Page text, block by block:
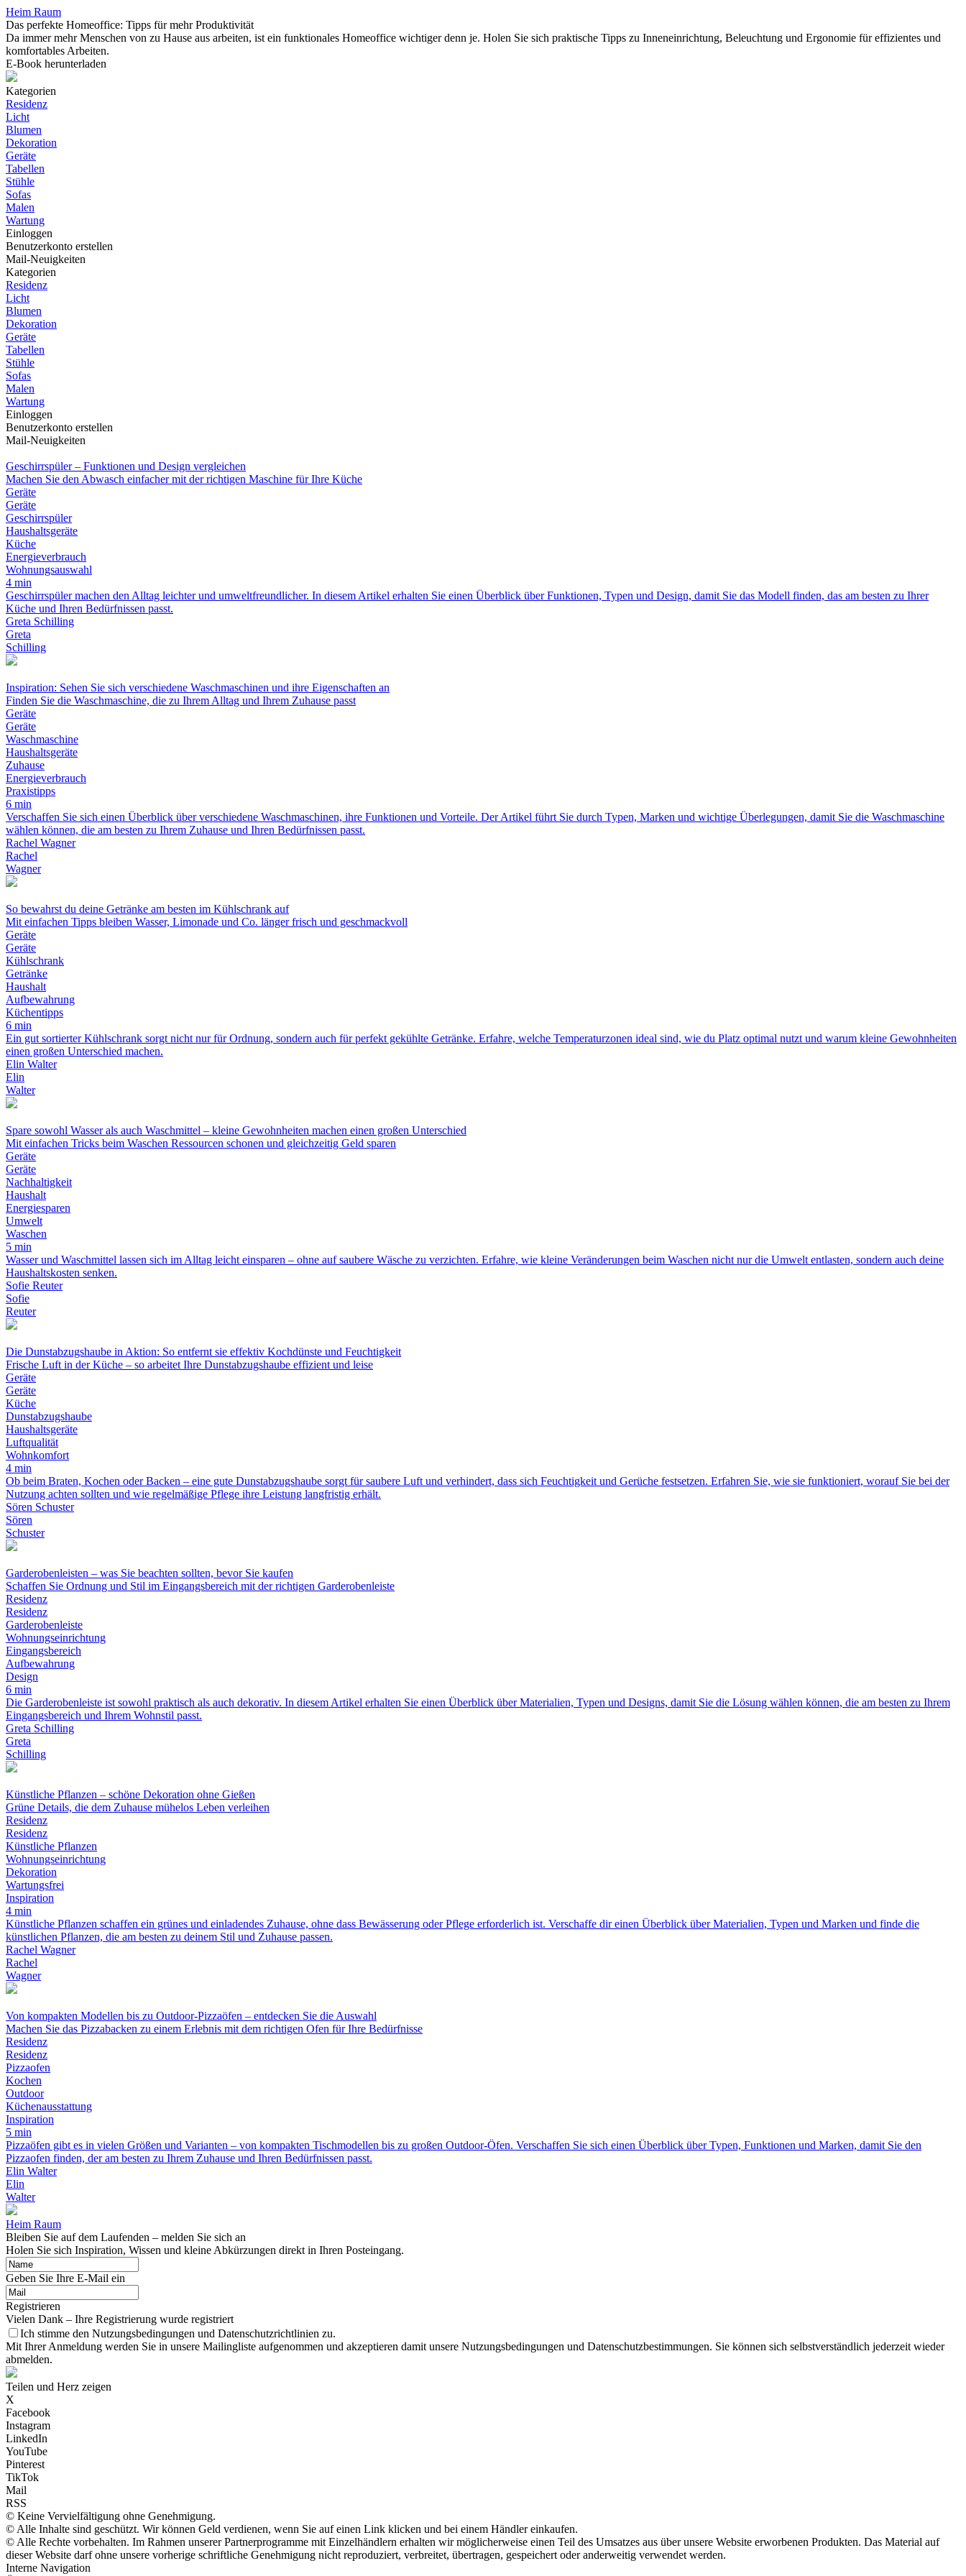
Heim Raum
Das perfekte Homeoffice: Tipps für mehr Produktivität
Da immer mehr Menschen von zu Hause aus arbeiten, ist ein funktionales Homeoffice wichtiger denn je. Holen Sie sich praktische Tipps zu Inneneinrichtung, Beleuchtung und Ergonomie für effizientes und
komfortables Arbeiten.
E-Book herunterladen
Kategorien
Residenz
Licht
Blumen
Dekoration
Geräte
Tabellen
Stühle
Sofas
Malen
Wartung
Einloggen
Benutzerkonto erstellen
Mail-Neuigkeiten
Kategorien
Residenz
Licht
Blumen
Dekoration
Geräte
Tabellen
Stühle
Sofas
Malen
Wartung
Einloggen
Benutzerkonto erstellen
Mail-Neuigkeiten
Geschirrspüler – Funktionen und Design vergleichen
Machen Sie den Abwasch einfacher mit der richtigen Maschine für Ihre Küche
Geräte
Geräte
Geschirrspüler
Haushaltsgeräte
Küche
Energieverbrauch
Wohnungsauswahl
4 min
Geschirrspüler machen den Alltag leichter und umweltfreundlicher. In diesem Artikel erhalten Sie einen Überblick über Funktionen, Typen und Design, damit Sie das Modell finden, das am besten zu Ihrer
Küche und Ihren Bedürfnissen passt.
Greta Schilling
Greta
Schilling
Inspiration: Sehen Sie sich verschiedene Waschmaschinen und ihre Eigenschaften an
Finden Sie die Waschmaschine, die zu Ihrem Alltag und Ihrem Zuhause passt
Geräte
Geräte
Waschmaschine
Haushaltsgeräte
Zuhause
Energieverbrauch
Praxistipps
6 min
Verschaffen Sie sich einen Überblick über verschiedene Waschmaschinen, ihre Funktionen und Vorteile. Der Artikel führt Sie durch Typen, Marken und wichtige Überlegungen, damit Sie die Waschmaschine
wählen können, die am besten zu Ihrem Zuhause und Ihren Bedürfnissen passt.
Rachel Wagner
Rachel
Wagner
So bewahrst du deine Getränke am besten im Kühlschrank auf
Mit einfachen Tipps bleiben Wasser, Limonade und Co. länger frisch und geschmackvoll
Geräte
Geräte
Kühlschrank
Getränke
Haushalt
Aufbewahrung
Küchentipps
6 min
Ein gut sortierter Kühlschrank sorgt nicht nur für Ordnung, sondern auch für perfekt gekühlte Getränke. Erfahre, welche Temperaturzonen ideal sind, wie du Platz optimal nutzt und warum kleine Gewohnheiten
einen großen Unterschied machen.
Elin Walter
Elin
Walter
Spare sowohl Wasser als auch Waschmittel – kleine Gewohnheiten machen einen großen Unterschied
Mit einfachen Tricks beim Waschen Ressourcen schonen und gleichzeitig Geld sparen
Geräte
Geräte
Nachhaltigkeit
Haushalt
Energiesparen
Umwelt
Waschen
5 min
Wasser und Waschmittel lassen sich im Alltag leicht einsparen – ohne auf saubere Wäsche zu verzichten. Erfahre, wie kleine Veränderungen beim Waschen nicht nur die Umwelt entlasten, sondern auch deine
Haushaltskosten senken.
Sofie Reuter
Sofie
Reuter
Die Dunstabzugshaube in Aktion: So entfernt sie effektiv Kochdünste und Feuchtigkeit
Frische Luft in der Küche – so arbeitet Ihre Dunstabzugshaube effizient und leise
Geräte
Geräte
Küche
Dunstabzugshaube
Haushaltsgeräte
Luftqualität
Wohnkomfort
4 min
Ob beim Braten, Kochen oder Backen – eine gute Dunstabzugshaube sorgt für saubere Luft und verhindert, dass sich Feuchtigkeit und Gerüche festsetzen. Erfahren Sie, wie sie funktioniert, worauf Sie bei der
Nutzung achten sollten und wie regelmäßige Pflege ihre Leistung langfristig erhält.
Sören Schuster
Sören
Schuster
Garderobenleisten – was Sie beachten sollten, bevor Sie kaufen
Schaffen Sie Ordnung und Stil im Eingangsbereich mit der richtigen Garderobenleiste
Residenz
Residenz
Garderobenleiste
Wohnungseinrichtung
Eingangsbereich
Aufbewahrung
Design
6 min
Die Garderobenleiste ist sowohl praktisch als auch dekorativ. In diesem Artikel erhalten Sie einen Überblick über Materialien, Typen und Designs, damit Sie die Lösung wählen können, die am besten zu Ihrem
Eingangsbereich und Ihrem Wohnstil passt.
Greta Schilling
Greta
Schilling
Künstliche Pflanzen – schöne Dekoration ohne Gießen
Grüne Details, die dem Zuhause mühelos Leben verleihen
Residenz
Residenz
Künstliche Pflanzen
Wohnungseinrichtung
Dekoration
Wartungsfrei
Inspiration
4 min
Künstliche Pflanzen schaffen ein grünes und einladendes Zuhause, ohne dass Bewässerung oder Pflege erforderlich ist. Verschaffe dir einen Überblick über Materialien, Typen und Marken und finde die
künstlichen Pflanzen, die am besten zu deinem Stil und Zuhause passen.
Rachel Wagner
Rachel
Wagner
Von kompakten Modellen bis zu Outdoor-Pizzaöfen – entdecken Sie die Auswahl
Machen Sie das Pizzabacken zu einem Erlebnis mit dem richtigen Ofen für Ihre Bedürfnisse
Residenz
Residenz
Pizzaofen
Kochen
Outdoor
Küchenausstattung
Inspiration
5 min
Pizzaöfen gibt es in vielen Größen und Varianten – von kompakten Tischmodellen bis zu großen Outdoor-Öfen. Verschaffen Sie sich einen Überblick über Typen, Funktionen und Marken, damit Sie den
Pizzaofen finden, der am besten zu Ihrem Zuhause und Ihren Bedürfnissen passt.
Elin Walter
Elin
Walter
Heim Raum
Bleiben Sie auf dem Laufenden – melden Sie sich an
Holen Sie sich Inspiration, Wissen und kleine Abkürzungen direkt in Ihren Posteingang.
Geben Sie Ihre E-Mail ein
Registrieren
Vielen Dank – Ihre Registrierung wurde registriert
Ich stimme den Nutzungsbedingungen und Datenschutzrichtlinien zu.
Mit Ihrer Anmeldung werden Sie in unsere Mailingliste aufgenommen und akzeptieren damit unsere Nutzungsbedingungen und Datenschutzbestimmungen. Sie können sich selbstverständlich jederzeit wieder
abmelden.
Teilen und Herz zeigen
X
Facebook
Instagram
LinkedIn
YouTube
Pinterest
TikTok
Mail
RSS
© Keine Vervielfältigung ohne Genehmigung.
© Alle Inhalte sind geschützt. Wir können Geld verdienen, wenn Sie auf einen Link klicken und bei einem Händler einkaufen.
© Alle Rechte vorbehalten. Im Rahmen unserer Partnerprogramme mit Einzelhändlern erhalten wir möglicherweise einen Teil des Umsatzes aus über unsere Website erworbenen Produkten. Das Material auf
dieser Website darf ohne unsere vorherige schriftliche Genehmigung nicht reproduziert, verbreitet, übertragen, gespeichert oder anderweitig verwendet werden.
Interne Navigation